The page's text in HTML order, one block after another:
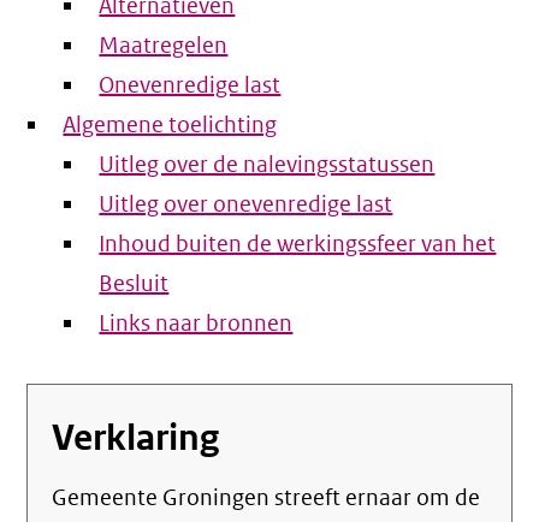
Alternatieven
Maatregelen
Onevenredige last
Algemene toelichting
Uitleg over de nalevingsstatussen
Uitleg over onevenredige last
Inhoud buiten de werkingssfeer van het
Besluit
Links naar bronnen
Verklaring
Gemeente Groningen streeft ernaar om de